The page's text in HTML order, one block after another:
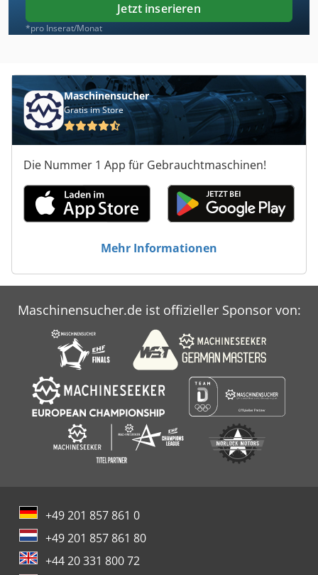
Jetzt inserieren
*pro Inserat/Monat
Maschinensucher
Gratis im Store
Die Nummer 1 App für Gebrauchtmaschinen!
Mehr Informationen
Maschinensucher.de ist offizieller Sponsor von:
+49 201 857 861 0
+49 201 857 861 80
+44 20 331 800 72